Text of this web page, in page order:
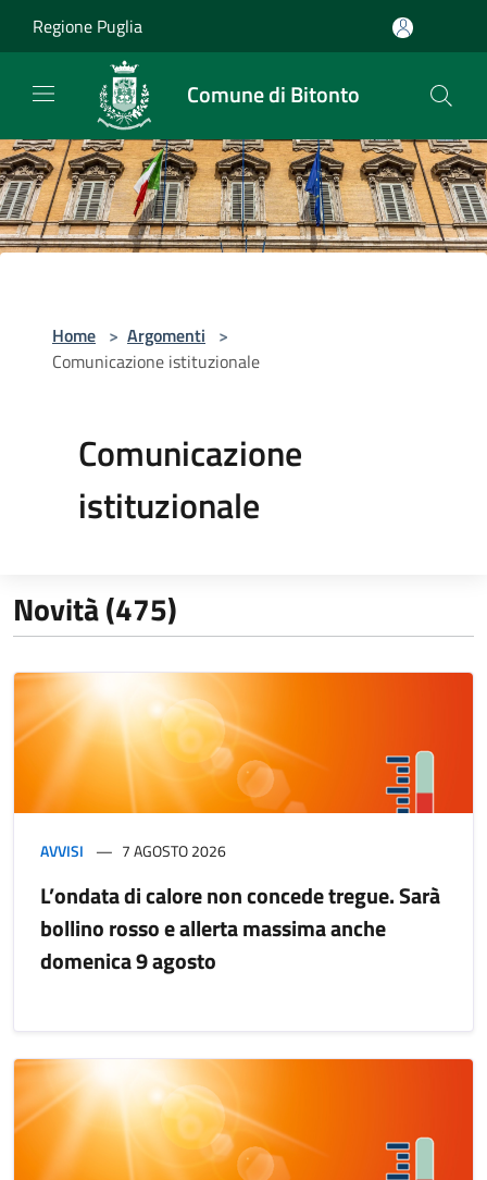
Regione Puglia
Comune di Bitonto
Home > Argomenti >
Comunicazione istituzionale
Comunicazione
istituzionale
Novità (475)
AVVISI 7 AGOSTO 2026
L’ondata di calore non concede tregue. Sarà
bollino rosso e allerta massima anche
domenica 9 agosto